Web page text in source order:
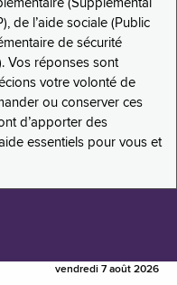
(Supplemental
de l’aide sociale (Public
de sécurité
Vos réponses sont
votre volonté de
ou conserver ces
d’apporter des
essentiels pour vous et
vendredi 7 août 2026